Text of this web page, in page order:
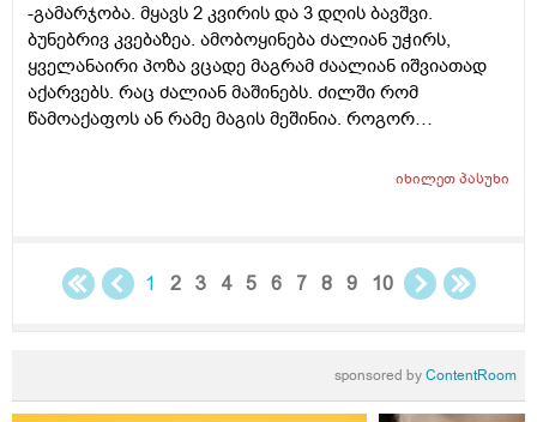
-გამარჯობა. მყავს 2 კვირის და 3 დღის ბავშვი.
ბუნებრივ კვებაზეა. ამობოყინება ძალიან უჭირს,
ყველანაირი პოზა ვცადე მაგრამ ძაალიან იშვიათად
აქარვებს. რაც ძალიან მაშინებს. ძილში რომ
წამოაქაფოს ან რამე მაგის მეშინია. როგორ
საკმარისია ზურგზე წოლა და თავი გვერდულად. რომ
იხილეთპასუხი
1 2 3 4 5 6 7 8 9 10
sponsored byContentRoom